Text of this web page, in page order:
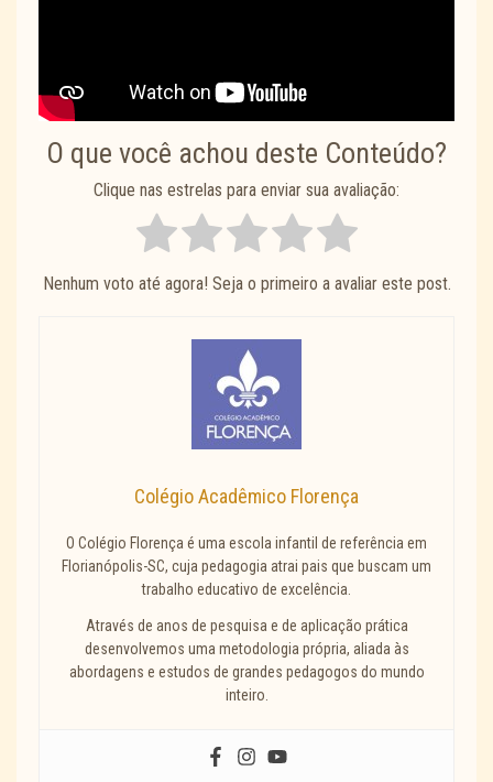
O que você achou deste Conteúdo?
Clique nas estrelas para enviar sua avaliação:
Nenhum voto até agora! Seja o primeiro a avaliar este post.
Colégio Acadêmico Florença
O Colégio Florença é uma escola infantil de referência em
Florianópolis-SC, cuja pedagogia atrai pais que buscam um
trabalho educativo de excelência.
Através de anos de pesquisa e de aplicação prática
desenvolvemos uma metodologia própria, aliada às
abordagens e estudos de grandes pedagogos do mundo
inteiro.